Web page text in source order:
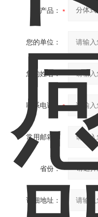
产品：
您的单位：
您的姓名：
联系电话：
常用邮箱：
省份：
详细地址：